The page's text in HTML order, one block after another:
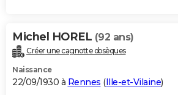
Michel HOREL (92 ans)
Créer une cagnotte obsèques
Naissance
22/09/1930 à Rennes (Ille-et-Vilaine)